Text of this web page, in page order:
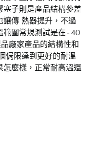
塞子則是產品結構參差
讓傳 熱器提升，不過
範圍常規測試是在-40
廠家產品的結構性和
侷限達到更好的耐溫
怎麼樣，正常耐高溫還